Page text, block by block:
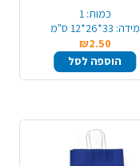
כמות: 1
מידה: 33*26*12 ס"מ
₪2.50
הוספה לסל